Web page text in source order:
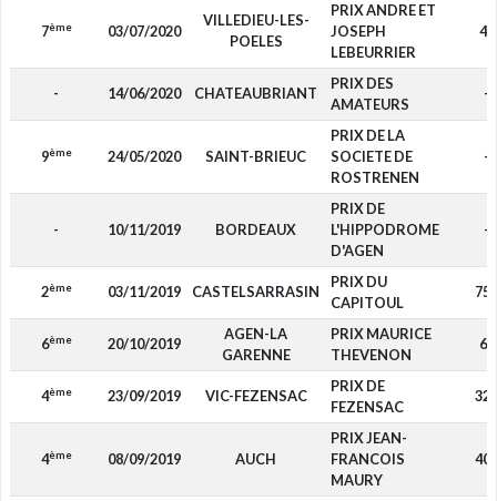
7ème 03/07/2020
VILLEDIEU-LES-
POELES
PRIX ANDRE ET
JOSEPH
LEBEURRIER
40
- 14/06/2020 CHATEAUBRIANT
PRIX DES
AMATEURS
-
9ème 24/05/2020 SAINT-BRIEUC
PRIX DE LA
SOCIETE DE
ROSTRENEN
-
- 10/11/2019 BORDEAUX
PRIX DE
L'HIPPODROME
D'AGEN
-
2ème 03/11/2019 CASTELSARRASIN
PRIX DU
CAPITOUL
750
6ème 20/10/2019
AGEN-LA
GARENNE
PRIX MAURICE
THEVENON
60
4ème 23/09/2019 VIC-FEZENSAC
PRIX DE
FEZENSAC
320
4ème 08/09/2019 AUCH
PRIX JEAN-
FRANCOIS
MAURY
400